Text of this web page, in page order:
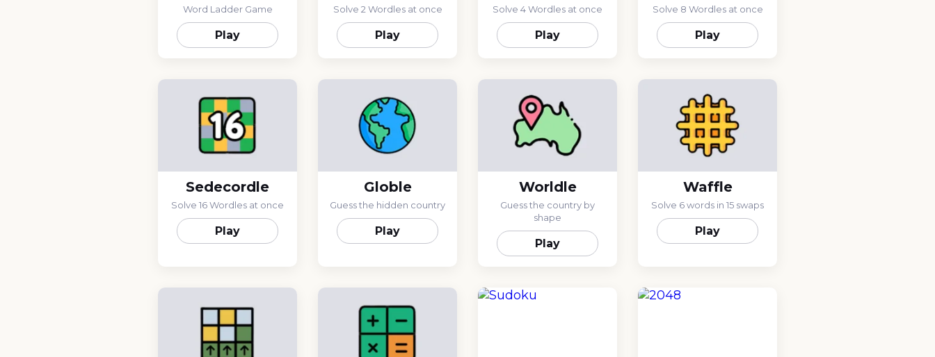
Word Ladder Game
Play
Solve 2 Wordles at once
Play
Solve 4 Wordles at once
Play
Solve 8 Wordles at once
Play
Sedecordle
Solve 16 Wordles at once
Play
Globle
Guess the hidden country
Play
Worldle
Guess the country by
shape
Play
Waffle
Solve 6 words in 15 swaps
Play